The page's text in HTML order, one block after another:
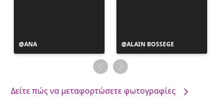
Η
ανάρτηση
ANA
Η
ανάρτηση
δημοσιεύθηκε
από
ALAIN BOSSEGE
Δείτε πώς να μεταφορτώσετε φωτογραφίες